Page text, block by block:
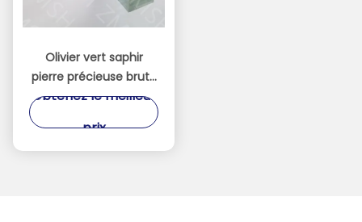
Olivier vert saphir
pierre précieuse brute
synthétique 99,999%
Al2O3 dureté Mohs 9.0
Obtenez le meilleur
prix